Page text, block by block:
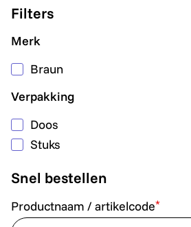
Filters
Merk
Braun
Verpakking
Doos
Stuks
Snel bestellen
Productnaam / artikelcode*